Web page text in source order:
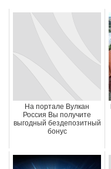
На портале Вулкан
Россия Вы получите
выгодный бездепозитный
бонус